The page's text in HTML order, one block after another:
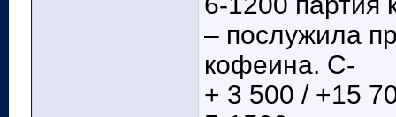
– послужила
кофеина. С-
+ 3 500 / +15